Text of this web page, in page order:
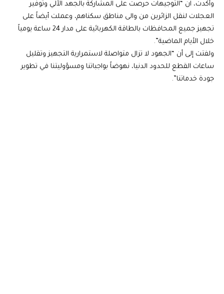
وأكدت، ان “التوجيهات حرصت على المشاركة بالجهد الآلي وتوفير
العجلات لنقل الزائرين من والى مناطق سكناهم، وعملت أيضاً على
تجهيز جميع المحافظات بالطاقة الكهربائية على مدار 24 ساعة يومياً
خلال الأيام الماضية”.
ولفتت إلى أن “الجهود لا تزال متواصلة لاستمرارية التجهيز وتقليل
ساعات القطع للحدود الدنيا، نهوضاً بواجباتنا ومسؤوليتنا في تطوير
جودة خدماتنا”.